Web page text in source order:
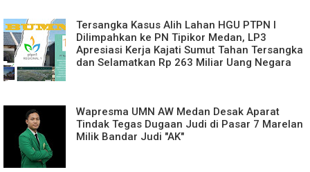
Tersangka Kasus Alih Lahan HGU PTPN I
Dilimpahkan ke PN Tipikor Medan, LP3
Apresiasi Kerja Kajati Sumut Tahan Tersangka
dan Selamatkan Rp 263 Miliar Uang Negara
Wapresma UMN AW Medan Desak Aparat
Tindak Tegas Dugaan Judi di Pasar 7 Marelan
Milik Bandar Judi "AK"